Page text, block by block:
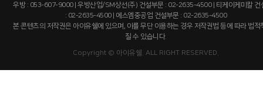
우방 : 053-607-9000 | 우방산업/SM상선(주) 건설부문 : 02-2635-4500 | 티케이케미칼 건
: 02-2635-4500 | 에스엠중공업 건설부문 : 02-2635-4500
본 콘텐츠의 저작권은 아이유쉘에 있으며, 이를 무단 이용하는 경우 저작권법 등에 따라 법적
질 수 있습니다.
Copyright © 아이유쉘. ALL RIGHT RESERVED.